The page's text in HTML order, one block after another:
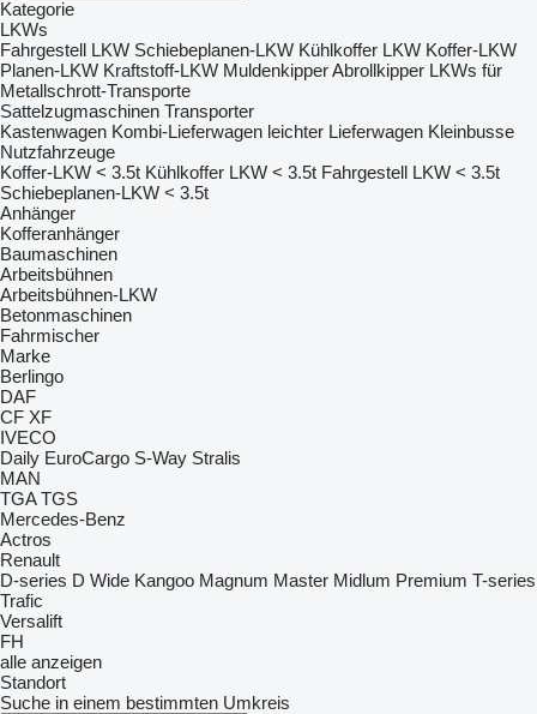
Kategorie
LKWs
Fahrgestell LKW Schiebeplanen-LKW Kühlkoffer LKW Koffer-LKW
Planen-LKW Kraftstoff-LKW MuldenkipperAbrollkipper LKWs für
Metallschrott-Transporte
Sattelzugmaschinen Transporter
Kastenwagen Kombi-Lieferwagen leichter Lieferwagen Kleinbusse
Nutzfahrzeuge
Koffer-LKW < 3.5t Kühlkoffer LKW < 3.5t Fahrgestell LKW < 3.5t
Schiebeplanen-LKW < 3.5t
Anhänger
Kofferanhänger
Baumaschinen
Arbeitsbühnen
Arbeitsbühnen-LKW
Betonmaschinen
Fahrmischer
Marke
Berlingo
DAF
CF XF
IVECO
Daily EuroCargo S-Way Stralis
MAN
TGA TGS
Mercedes-Benz
Actros
Renault
D-series D Wide Kangoo Magnum Master Midlum Premium T-series
Trafic
Versalift
FH
alle anzeigen
Standort
Suche in einem bestimmten Umkreis